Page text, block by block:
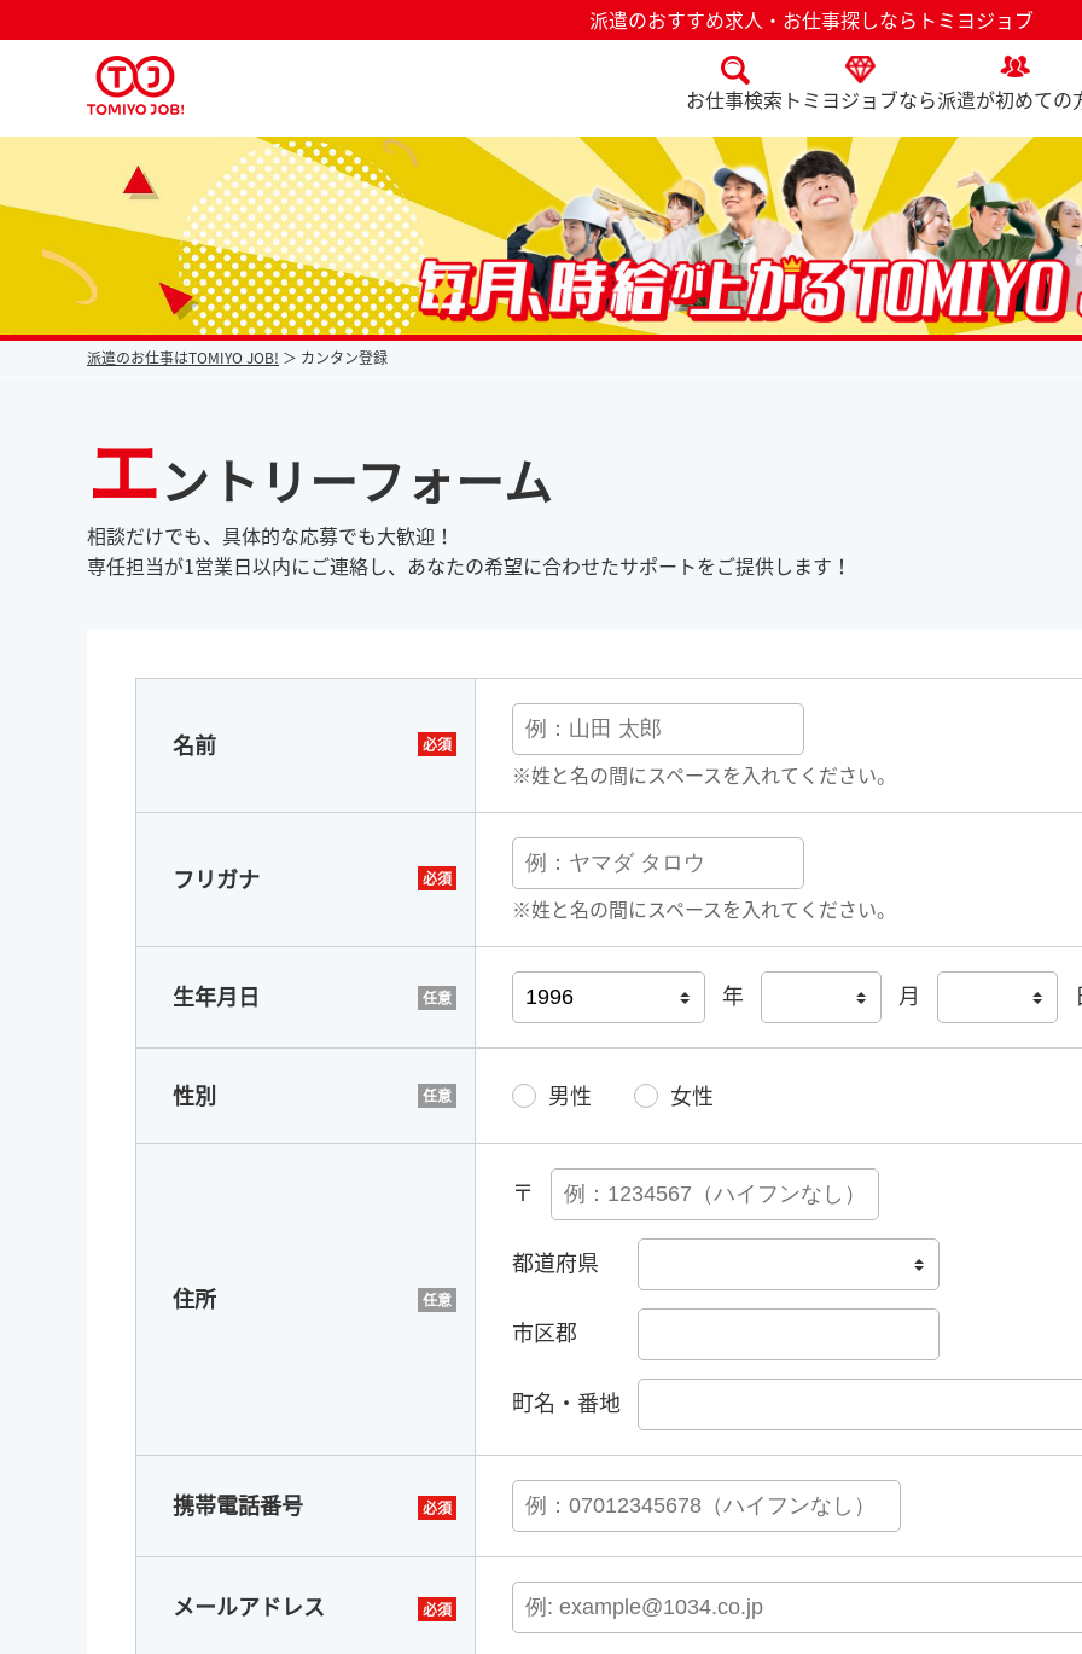
派遣のおすすめ求人・お仕事探しならトミヨジョブ
お仕事検索 トミヨジョブなら派遣が初めての
派遣なら毎月時給が上がるトミヨジョブ
派遣のお仕事はTOMIYO JOB! カンタン登録
エントリーフォーム
相談だけでも、具体的な応募でも大歓迎！
専任担当が1営業日以内にご連絡し、あなたの希望に合わせたサポートをご提供します！
名前
※姓と名の間にスペースを入れてください。
フリガナ
※姓と名の間にスペースを入れてください。
生年月日 年 月
性別 男性 女性
住所
〒
都道府県
市区郡
町名・番地
携帯電話番号
メールアドレス